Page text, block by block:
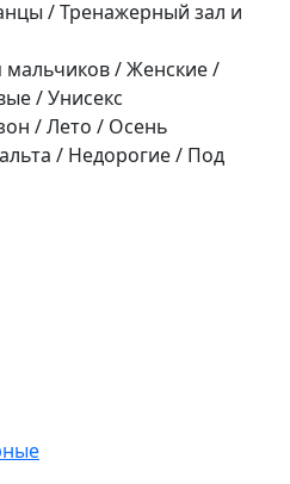
/ Тренажерный зал и
мальчиков / Женские /
/ Унисекс
/ Лето / Осень
/ Недорогие / Под